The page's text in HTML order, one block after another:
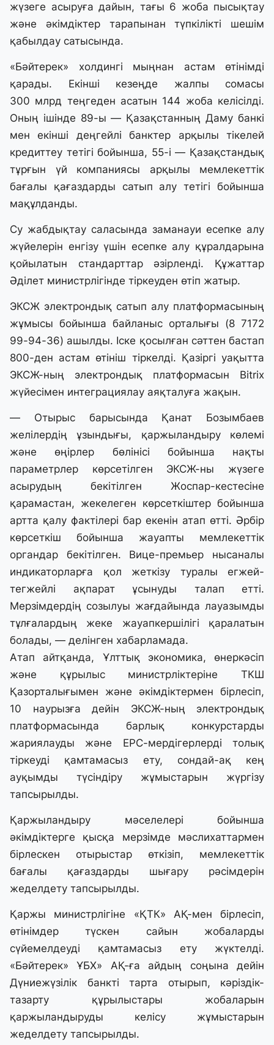
жүзеге асыруға дайын, тағы 6 жоба пысықтау
және әкімдіктер тарапынан түпкілікті шешім
қабылдау сатысында.
«Бәйтерек» холдингі мыңнан астам өтінімді
қарады. Екінші кезеңде жалпы сомасы
300 млрд теңгеден асатын 144 жоба келісілді.
Оның ішінде 89-ы — Қазақстанның Даму банкі
мен екінші деңгейлі банктер арқылы тікелей
кредиттеу тетігі бойынша, 55-і — Қазақстандық
тұрғын үй компаниясы арқылы мемлекеттік
бағалы қағаздарды сатып алу тетігі бойынша
мақұлданды.
Су жабдықтау саласында заманауи есепке алу
жүйелерін енгізу үшін есепке алу құралдарына
қойылатын стандарттар әзірленді. Құжаттар
Әділет министрлігінде тіркеуден өтіп жатыр.
ЭКСЖ электрондық сатып алу платформасының
жұмысы бойынша байланыс орталығы (8 7172
99-94-36) ашылды. Іске қосылған сәттен бастап
800-ден астам өтініш тіркелді. Қазіргі уақытта
ЭКСЖ-ның электрондық платформасын Bitrix
жүйесімен интеграциялау аяқталуға жақын.
— Отырыс барысында Қанат Бозымбаев
желілердің ұзындығы, қаржыландыру көлемі
және өңірлер бөлінісі бойынша нақты
параметрлер көрсетілген ЭКСЖ-ны жүзеге
асырудың бекітілген Жоспар-кестесіне
қарамастан, жекелеген көрсеткіштер бойынша
артта қалу фактілері бар екенін атап өтті. Әрбір
көрсеткіш бойынша жауапты мемлекеттік
органдар бекітілген. Вице-премьер нысаналы
индикаторларға қол жеткізу туралы егжей-
тегжейлі ақпарат ұсынуды талап етті.
Мерзімдердің созылуы жағдайында лауазымды
тұлғалардың жеке жауапкершілігі қаралатын
болады, — делінген хабарламада.
Атап айтқанда, Ұлттық экономика, өнеркәсіп
және құрылыс министрліктеріне ТКШ
Қазорталығымен және әкімдіктермен бірлесіп,
10 наурызға дейін ЭКСЖ-ның электрондық
платформасында барлық конкурстарды
жариялауды және EPC-мердігерлерді толық
тіркеуді қамтамасыз ету, сондай-ақ кең
ауқымды түсіндіру жұмыстарын жүргізу
тапсырылды.
Қаржыландыру мәселелері бойынша
әкімдіктерге қысқа мерзімде мәслихаттармен
бірлескен отырыстар өткізіп, мемлекеттік
бағалы қағаздарды шығару рәсімдерін
жеделдету тапсырылды.
Қаржы министрлігіне «ҚТК» АҚ-мен бірлесіп,
өтінімдер түскен сайын жобаларды
сүйемелдеуді қамтамасыз ету жүктелді.
«Бәйтерек» ҰБХ» АҚ-ға айдың соңына дейін
Дүниежүзілік банкті тарта отырып, кәріздік-
тазарту құрылыстары жобаларын
қаржыландыруды келісу жұмыстарын
жеделдету тапсырылды.